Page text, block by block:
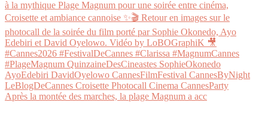
Après la montée des marches, la plage Magnum a acc